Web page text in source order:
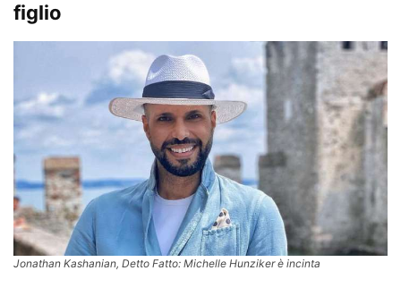
figlio
Jonathan Kashanian, Detto Fatto: Michelle Hunziker è incinta